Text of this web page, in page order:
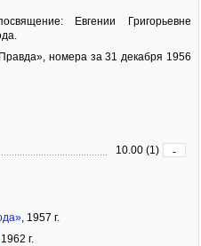
Евгении Григорьевне
номера за 31 декабря 1956
10.00 (1) -
, 1957 г.
г.